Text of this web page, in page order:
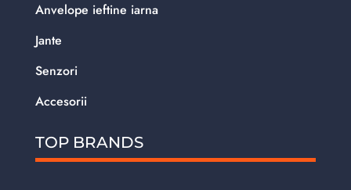
Anvelope ieftine iarna
Jante
Senzori
Accesorii
TOP BRANDS